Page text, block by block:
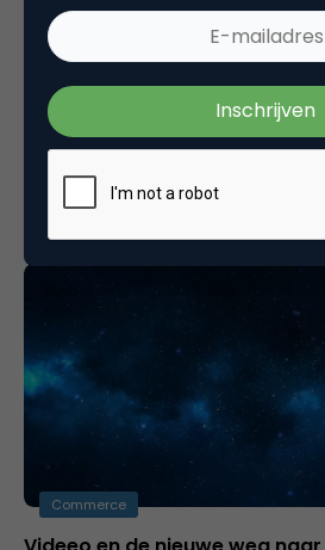
Commerce
Next Night 26 mei “Welcome
Het is inmiddels weer even
presenteert Generation Next
met als thema…
Commerce